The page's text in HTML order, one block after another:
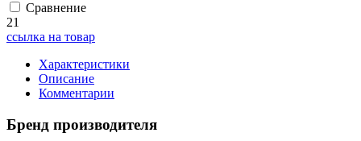
Сравнение
21
ссылка на товар
Характеристики
Описание
Комментарии
Бренд производителя